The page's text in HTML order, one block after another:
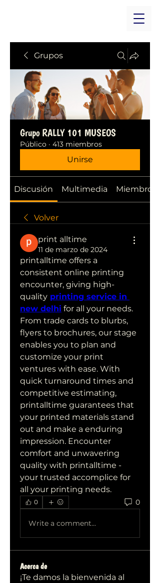
Grupos
Grupo RALLY 101 MUSEOS
Público · 413 miembros
Unirse
Discusión Multimedia Miembros
Volver
print alltime
11 de marzo de 2024
printalltime offers a
consistent online printing
encounter, giving high-
quality printing service in
new delhi for all your needs.
From trade cards to blurbs,
flyers to brochures, our stage
enables you to plan and
customize your print
ventures with ease. With
quick turnaround times and
competitive estimating,
printalltime guarantees that
your printed materials stand
out and make a enduring
impression. Encounter
comfort and unwavering
quality with printalltime -
your trusted accomplice for
all your printing needs.
0 0
Write a comment...
Acerca de
¡Te damos la bienvenida al